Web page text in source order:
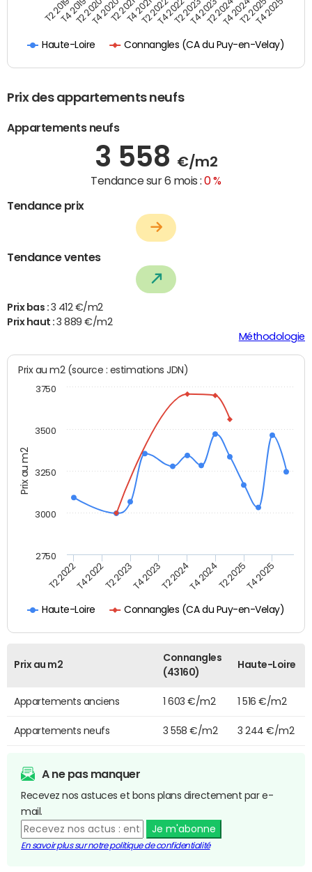
Haute-Loire Connangles (CA du Puy-en-Velay)
T2 2019T4 2019T2 2020T4 2020T2 2021T4 2021T2 2022T4 2022T2 2023T4 2023T2 2024T4 2024T2 2025T4 2025
Prix des appartements neufs
Appartements neufs
3 558 €/m2
Tendance sur 6 mois :0 %
Tendance prix
Tendance ventes
Prix bas : 3 412 €/m2
Prix haut :3 889 €/m2
Méthodologie
Prix au m2
Prix au m2 (source : estimations JDN)
Haute-Loire Connangles (CA du Puy-en-Velay)
T2 2022T4 2022T2 2023T4 2023T2 2024T4 2024T2 2025T4 2025
3000
2750
3250
3500
3750
Prix au m2
Connangles
(43160)
Haute-Loire
Appartements anciens 1 603 €/m2 1 516 €/m2
Appartements neufs 3 558 €/m2 3 244 €/m2
A ne pas manquer
Recevez nos astuces et bons plans directement par e-
mail.
Je m'abonne
En savoir plus sur notre politique de confidentialité